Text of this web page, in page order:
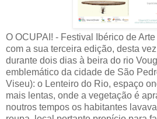
O OCUPAI! - Festival Ibérico de
com a sua terceira edição, desta
durante dois dias à beira do rio
emblemático da cidade de São
Viseu): o Lenteiro do Rio, espaço
mais lentas, onde a vegetação é
noutros tempos os habitantes